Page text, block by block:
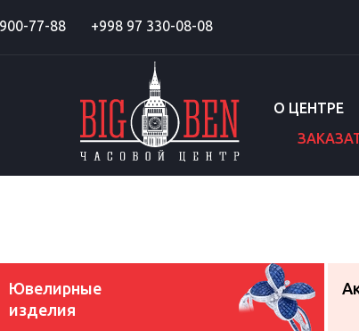
77-88 +998 97 330-08-08
О ЦЕНТРЕ
Ювелирные
изделия